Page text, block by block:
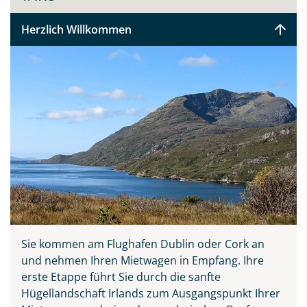
Teile diese Reise
Herzlich Willkommen
Sie kommen am Flughafen Dublin oder Cork an
und nehmen Ihren Mietwagen in Empfang. Ihre
erste Etappe führt Sie durch die sanfte
Hügellandschaft Irlands zum Ausgangspunkt Ihrer